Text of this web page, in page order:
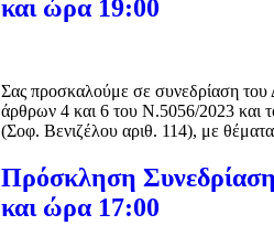
και ώρα 19:00
Σας προσκαλούμε σε συνεδρίαση του
άρθρων 4 και 6 του Ν.5056/2023 και
(Σοφ. Βενιζέλου αριθ. 114), με
Πρόσκληση
και ώρα 17:00